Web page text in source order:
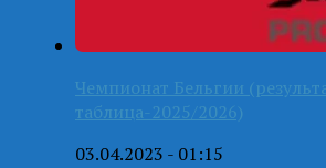
Чемпионат Бельгии
таблица-2025/2026)
03.04.2023 - 01:15